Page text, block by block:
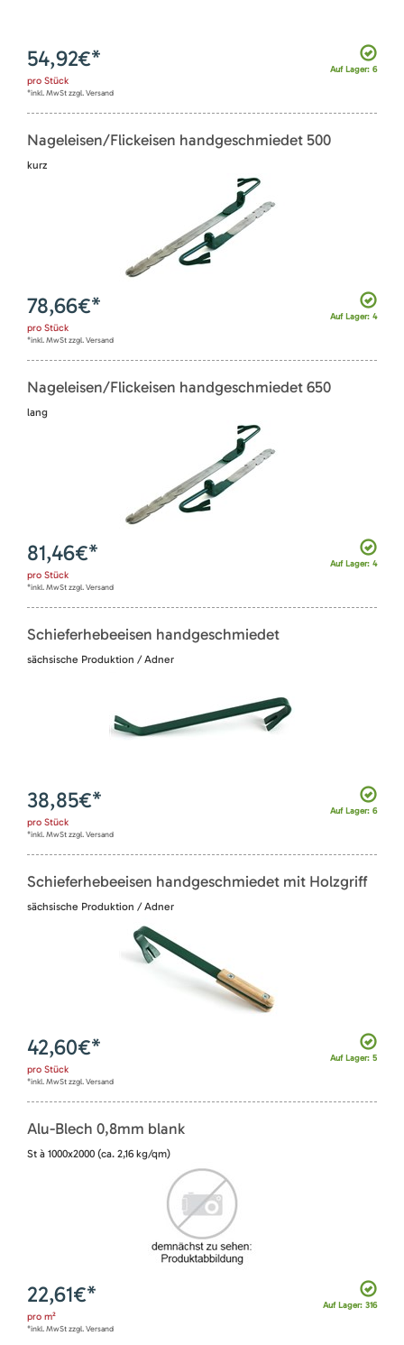
Auf Lager: 6
54,92€*
pro Stück
*inkl. MwSt zzgl. Versand
Nageleisen/Flickeisen handgeschmiedet 500
kurz
Auf Lager: 4
78,66€*
pro Stück
*inkl. MwSt zzgl. Versand
Nageleisen/Flickeisen handgeschmiedet 650
lang
Auf Lager: 4
81,46€*
pro Stück
*inkl. MwSt zzgl. Versand
Schieferhebeeisen handgeschmiedet
sächsische Produktion / Adner
Auf Lager: 6
38,85€*
pro Stück
*inkl. MwSt zzgl. Versand
Schieferhebeeisen handgeschmiedet mit Holzgriff
sächsische Produktion / Adner
Auf Lager: 5
42,60€*
pro Stück
*inkl. MwSt zzgl. Versand
Alu-Blech 0,8mm blank
St à 1000x2000 (ca. 2,16 kg/qm)
Auf Lager: 316
22,61€*
pro m²
*inkl. MwSt zzgl. Versand